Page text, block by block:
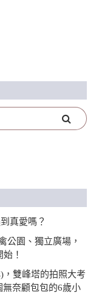
真愛嗎？
公園、獨立廣場，
！
，雙峰塔的拍照大考
奈顧包包的6歲小